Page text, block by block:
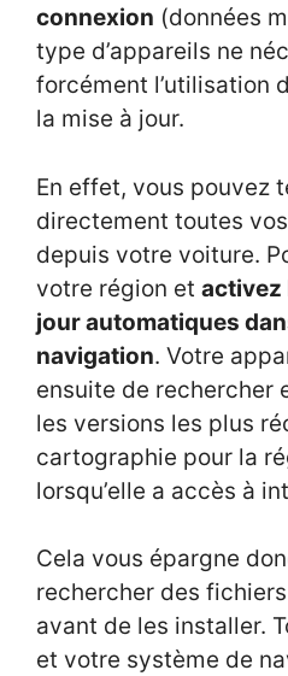
connexion (données
type d’appareils ne
forcément l’utilisation
la mise à jour.
En effet, vous pouvez
directement toutes
depuis votre voiture.
votre région et activez
jour automatiques
navigation. Votre
ensuite de rechercher
les versions les plus
cartographie pour la
lorsqu’elle a accès à
Cela vous épargne
rechercher des
avant de les installer.
et votre système de